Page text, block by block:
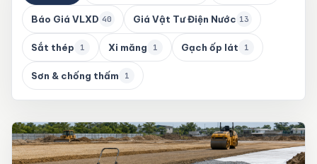
Báo Giá VLXD 40 Giá Vật Tư Điện Nước 13
Sắt thép 1 Xi măng 1 Gạch ốp lát 1
Sơn & chống thấm 1